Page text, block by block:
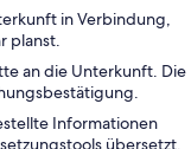
in Verbindung,
planst.
an die Unterkunft. Die
Informationen
übersetzt.